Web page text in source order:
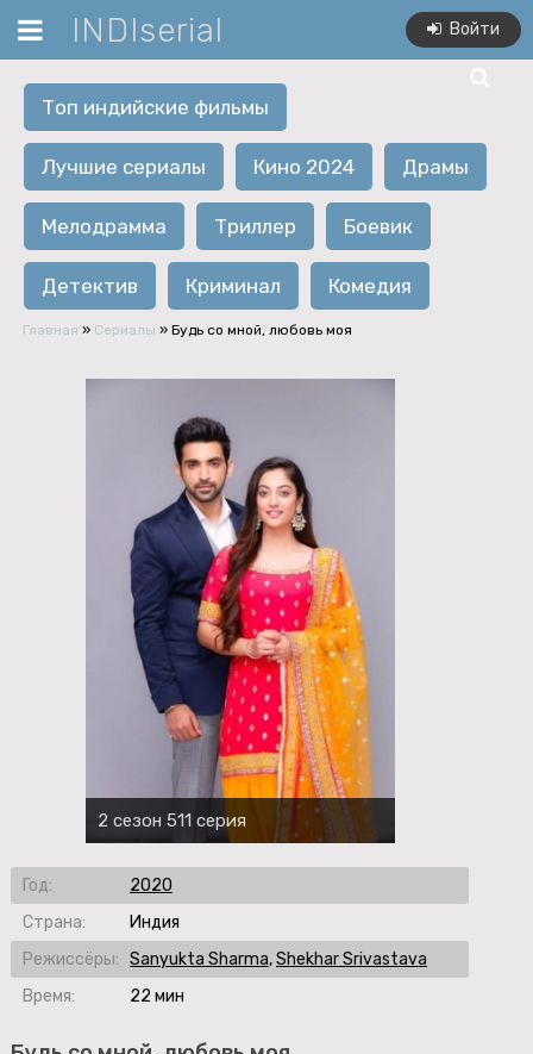
INDIserial Войти
Топ индийские фильмы
Лучшие сериалы Кино 2024 Драмы
Мелодрамма Триллер Боевик
Детектив Криминал Комедия
Главная » Сериалы » Будь со мной, любовь моя
2 сезон 511 серия
Год:
2020
Страна:
Индия
Режиссёры: Sanyukta Sharma,Shekhar Srivastava
Время:
22 мин